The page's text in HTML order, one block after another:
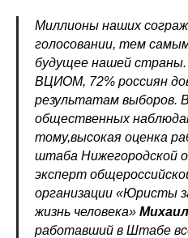
Миллионы наших
голосовании, тем
будущее нашей страны.
ВЦИОМ, 72% россиян
результатам выборов.
общественных
тому,высокая оценка
штаба Нижегородской
эксперт
организации «Юристы
жизнь человека»
работавший в Штабе